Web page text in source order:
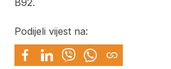
B92.
Podijeli vijest na: